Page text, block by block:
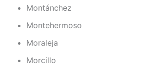
Montánchez
Montehermoso
Moraleja
Morcillo